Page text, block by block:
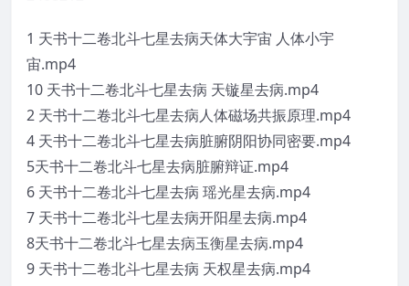
1 天书十二卷北斗七星去病天体大宇宙 人体小宇
宙.mp4
10 天书十二卷北斗七星去病 天镟星去病.mp4
2 天书十二卷北斗七星去病人体磁场共振原理.mp4
4 天书十二卷北斗七星去病脏腑阴阳协同密要.mp4
5天书十二卷北斗七星去病脏腑辩证.mp4
6 天书十二卷北斗七星去病 瑶光星去病.mp4
7 天书十二卷北斗七星去病开阳星去病.mp4
8天书十二卷北斗七星去病玉衡星去病.mp4
9 天书十二卷北斗七星去病 天权星去病.mp4